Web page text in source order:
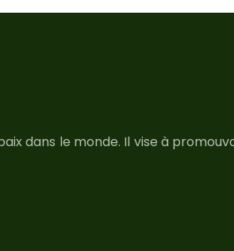
dans le monde. Il vise à